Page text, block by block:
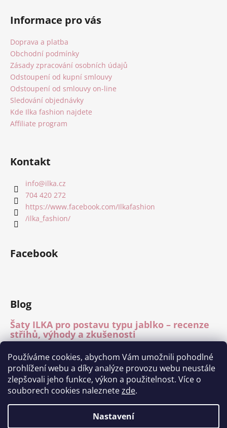
Používáme cookies, abychom Vám umožnili pohodlné
prohlížení webu a díky analýze provozu webu neustále
zlepšovali jeho funkce, výkon a použitelnost. Více o
souborech cookies naleznetezde.
Nastavení
Informace pro vás
Doprava a platba
Obchodní podmínky
Zásady zpracování osobních údajů
Odstoupení od kupní smlouvy
Odstoupení od smlouvy on-line
Sledování objednávky
Kde Ilka fashion najdete
Affiliate program
Kontakt
info@ilka.cz
704 420 272
https://www.facebook.com/Ilkafashion
/ilka_fashion/
Facebook
Blog
Šaty ILKA pro postavu typu jablko – recenze
střihů, výhody a zkušenosti
Mléčné hedvábí – recenze materiálu
15.7.2026
Módní přehlídka Charita Tábor 11.6.2026
1.7.2026